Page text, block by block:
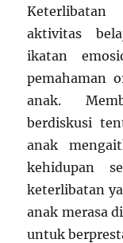
aktivitas
ikatan
pemahaman
anak.
berdiskusi
anak
kehidupan
keterlibatan
anak merasa
untuk